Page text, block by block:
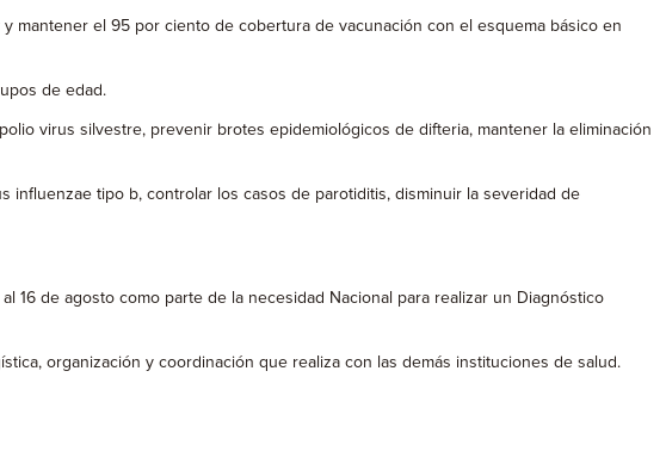
mantener el 95 por ciento de cobertura de vacunación con el esquema básico en
de edad.
virus silvestre, prevenir brotes epidemiológicos de difteria, mantener la eliminación
tipo b, controlar los casos de parotiditis, disminuir la severidad de
16 de agosto como parte de la necesidad Nacional para realizar un Diagnóstico
organización y coordinación que realiza con las demás instituciones de salud.